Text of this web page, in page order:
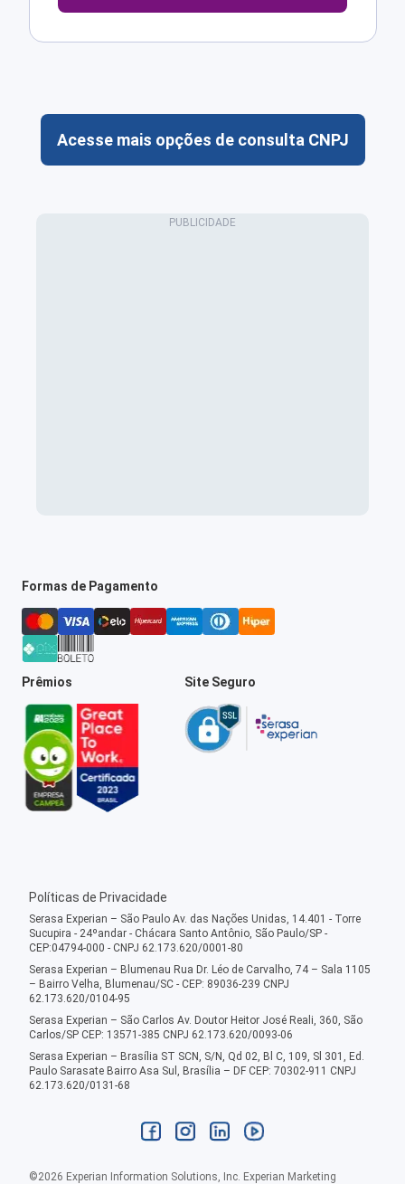
Acesse mais opções de consulta CNPJ
Formas de Pagamento
Prêmios Site Seguro
Políticas de Privacidade
Serasa Experian – São Paulo Av. das Nações Unidas, 14.401 - Torre
Sucupira - 24ºandar - Chácara Santo Antônio, São Paulo/SP -
CEP:04794-000 - CNPJ 62.173.620/0001-80
Serasa Experian – Blumenau Rua Dr. Léo de Carvalho, 74 – Sala 1105
– Bairro Velha, Blumenau/SC - CEP: 89036-239 CNPJ
62.173.620/0104-95
Serasa Experian – São Carlos Av. Doutor Heitor José Reali, 360, São
Carlos/SP CEP: 13571-385 CNPJ 62.173.620/0093-06
Serasa Experian – Brasília ST SCN, S/N, Qd 02, Bl C, 109, Sl 301, Ed.
Paulo Sarasate Bairro Asa Sul, Brasília – DF CEP: 70302-911 CNPJ
62.173.620/0131-68
©2026 Experian Information Solutions, Inc. Experian Marketing